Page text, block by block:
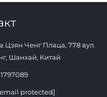
Цзян Ченг Плаца, 778 вул.
Шанхай, Китай
protected]